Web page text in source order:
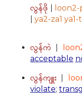
လွန်ဖို loon2-
ya2-za1 ya1-
လွန်ကဲ
acceptable
လွန်ကျူး
violate;